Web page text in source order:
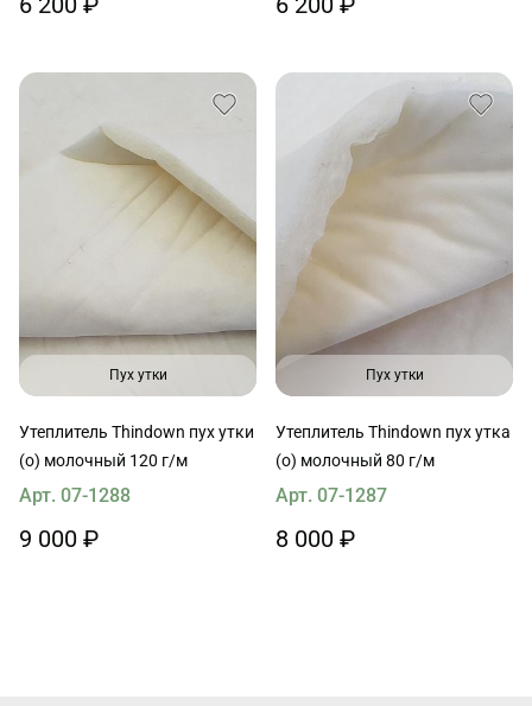
Пух утки
Утеплитель Thindown пух утки
(о) молочный 120 г/м
Арт. 07-1288
9 000 ₽
Пух утки
Утеплитель Thindown пух утка
(о) молочный 80 г/м
Арт. 07-1287
8 000 ₽